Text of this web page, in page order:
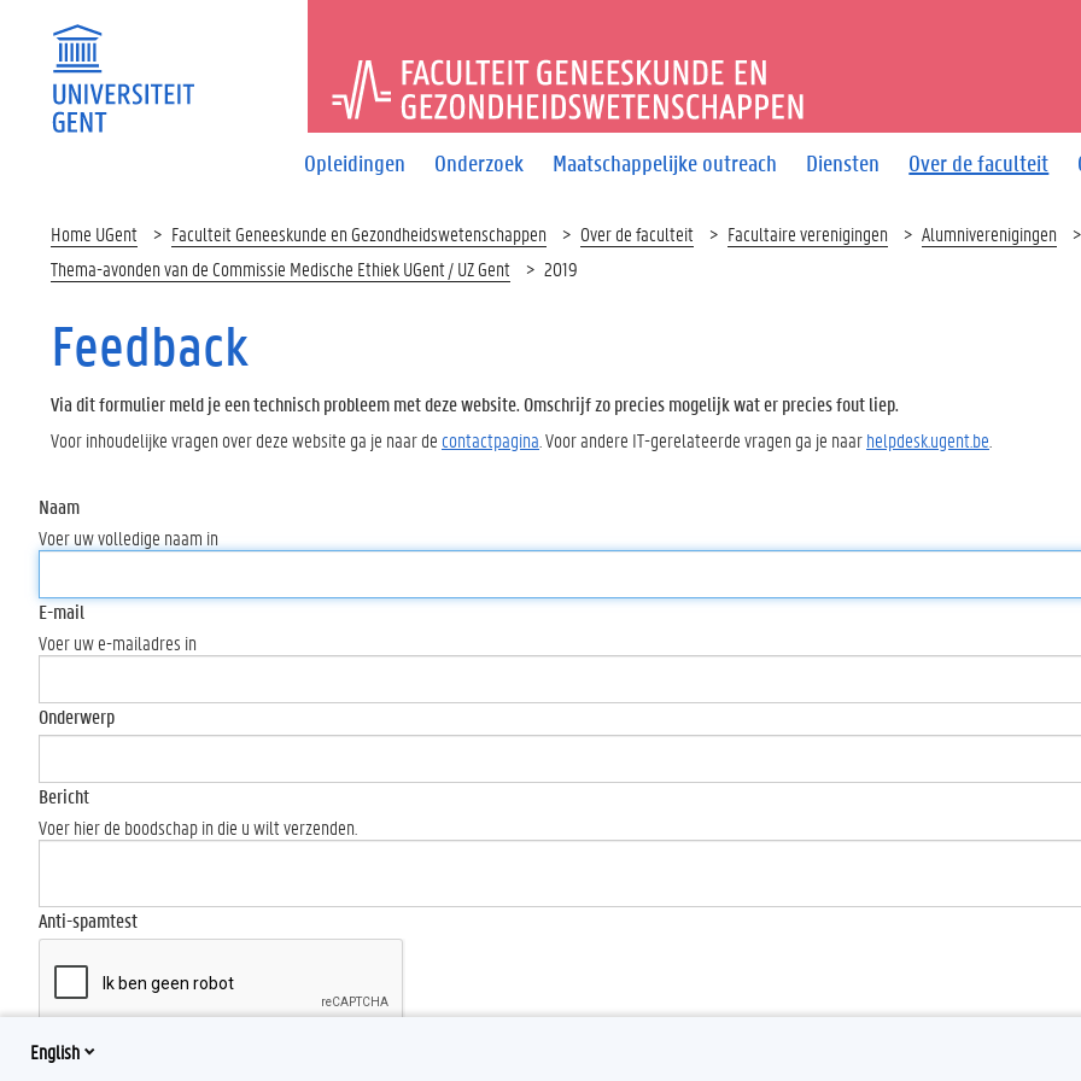
Opleidingen Onderzoek Maatschappelijke outreach Diensten Over de faculteit
FACULTEIT GENEESKUNDE EN
Home UGent Faculteit Geneeskunde en Gezondheidswetenschappen Over de faculteit Facultaire verenigingen Alumniverenigingen
Thema-avonden van de Commissie Medische Ethiek UGent / UZ Gent
2019
Feedback
Via dit formulier meld je een technisch probleem met deze website. Omschrijf zo precies mogelijk wat er precies fout liep.
Voor inhoudelijke vragen over deze website ga je naar de contactpagina . Voor andere IT-gerelateerde vragen ga je naarhelpdesk.ugent.be
Naam
Voer uw volledige naam in
E-mail
Voer uw e-mailadres in
Onderwerp
Bericht
Voer hier de boodschap in die u wilt verzenden.
Anti-spamtest
Send
English